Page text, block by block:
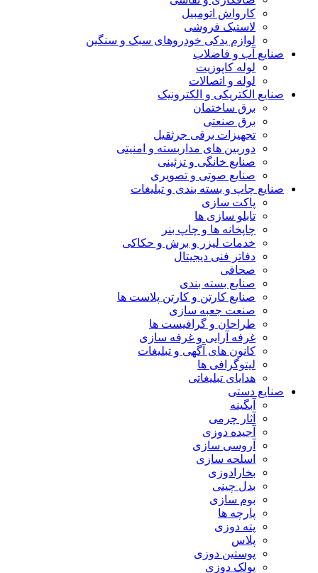
کارواش اتومبیل
لاستیک فروشی
لوازم یدکی خودروهای سبک و سنگین
صنایع آب و فاضلاب
لوله کاپوزیت
لوله و اتصالات
صنایع الکتریکی و الکترونیک
برق ساختمان
برق صنعتی
تجهیزات برقی جرثقیل
دوربین های مداربسته و امنیتی
صنایع خانگی و تزئینی
صنایع صوتی و تصویری
صنایع چاپ و بسته بندی و تبلیغات
پاکت سازی
تابلو سازی ها
چاپخانه ها و چاپ بنر
خدمات لیزر و برش و حکاکی
دفاتر فنی دیجیتال
صحافی
صنایع بسته بندی
صنایع کارتن و کارتن پلاست ها
صنعت جعبه سازی
طراحان و گرافیست ها
غرفه آرایی و غرفه سازی
کانون های آگهی و تبلیغات
لیتوگرافی ها
هدایای تبلیغاتی
صنایع دستی
آبگینه
آثار چرمی
آجیده دوزی
آروسی سازی
اسلحه سازی
بخارادوزی
بدل چینی
بوم سازی
پارچه ها
پته دوزی
پلاس
پوستین دوزی
پولک دوزی